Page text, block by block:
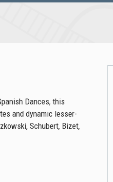
Dances, this
and dynamic lesser-
Schubert, Bizet,